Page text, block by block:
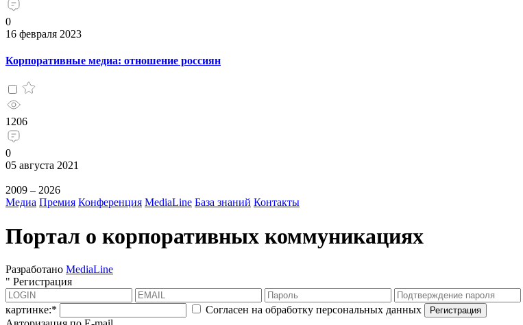
0
16 февраля 2023
Корпоративные медиа: отношение россиян
1206
0
05 августа 2021
2009 – 2026
Медиа Премия Конференция MediaLine База знаний Контакты
Портал о корпоративных коммуникациях
Разработано MediaLine
" Регистрация
картинке:* Согласен на обработку персональных данных Регистрация